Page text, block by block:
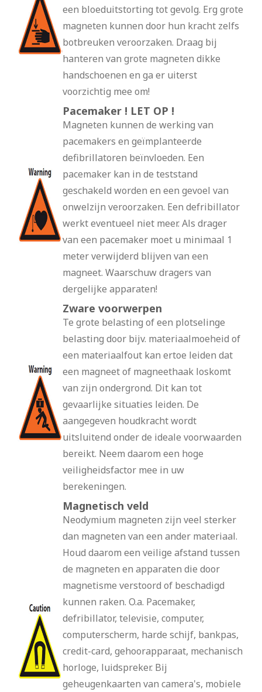
een bloeduitstorting tot gevolg. Erg grote
magneten kunnen door hun kracht zelfs
botbreuken veroorzaken. Draag bij
hanteren van grote magneten dikke
handschoenen en ga er uiterst
voorzichtig mee om!
Pacemaker ! LET OP !
Magneten kunnen de werking van
pacemakers en geïmplanteerde
defibrillatoren beïnvloeden. Een
pacemaker kan in de teststand
geschakeld worden en een gevoel van
onwelzijn veroorzaken. Een defribillator
werkt eventueel niet meer. Als drager
van een pacemaker moet u minimaal 1
meter verwijderd blijven van een
magneet. Waarschuw dragers van
dergelijke apparaten!
Zware voorwerpen
Te grote belasting of een plotselinge
belasting door bijv. materiaalmoeheid of
een materiaalfout kan ertoe leiden dat
een magneet of magneethaak loskomt
van zijn ondergrond. Dit kan tot
gevaarlijke situaties leiden. De
aangegeven houdkracht wordt
uitsluitend onder de ideale voorwaarden
bereikt. Neem daarom een hoge
veiligheidsfactor mee in uw
berekeningen.
Magnetisch veld
Neodymium magneten zijn veel sterker
dan magneten van een ander materiaal.
Houd daarom een veilige afstand tussen
de magneten en apparaten die door
magnetisme verstoord of beschadigd
kunnen raken. O.a. Pacemaker,
defribillator, televisie, computer,
computerscherm, harde schijf, bankpas,
credit-card, gehoorapparaat, mechanisch
horloge, luidspreker. Bij
geheugenkaarten van camera's, mobiele